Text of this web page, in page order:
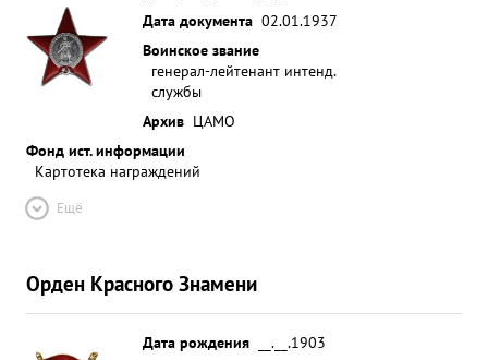
Дата документа 02.01.1937
Воинское звание
генерал-лейтенант интенд.
службы
Архив ЦАМО
Фонд ист. информации
Картотека награждений
Ещё
Орден Красного Знамени
Дата рождения
__.__.1903